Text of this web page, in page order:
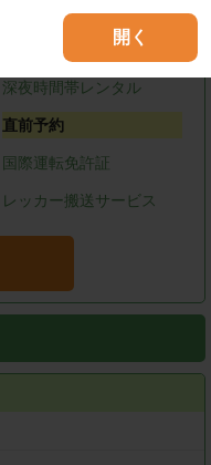
開く
ウィークリーレンタル
朝7時以前も営業
深夜時間帯レンタル
直前予約
国際運転免許証
レッカー搬送サービス